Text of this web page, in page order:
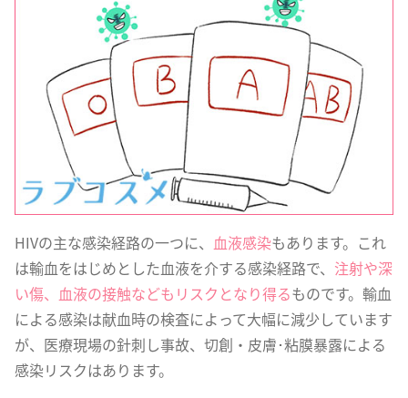
HIVの主な感染経路の一つに、 血液感染もあります。これ
は輸血をはじめとした血液を介する感染経路で、 注射や深
い傷、血液の接触などもリスクとなり得るものです。輸血
による感染は献血時の検査によって大幅に減少しています
が、医療現場の針刺し事故、切創・皮膚･粘膜暴露による
感染リスクはあります。